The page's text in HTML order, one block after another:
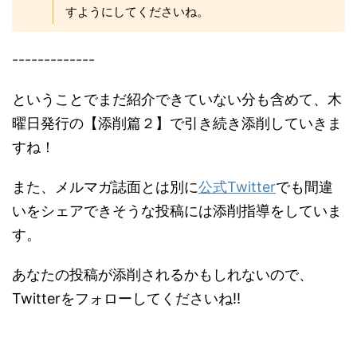
すようにしてくださいね。
-------------
ということでまだ紹介できていない分も含めて、木
曜日発行の【添削篇２】で引き続き添削していきま
すね！
また、メルマガ誌面とは別に公式Twitterでも間違
いをシェアできそうな投稿には添削指導をしていま
す。
あなたの投稿が添削されるかもしれないので、
Twitterをフォローしてくださいね!!